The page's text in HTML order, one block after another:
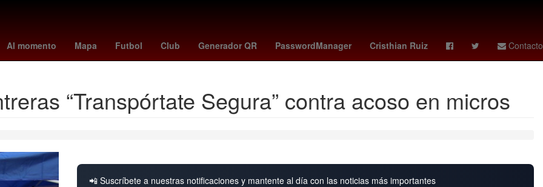
Al momento Mapa Futbol Club Generador QR PasswordManager Cristhian Ruiz Contacto
sounders mujeres bienestar estado 51 Sergio Canales washington open tabla general liga mx 2026 tarik skubal
“Transpórtate Segura” contra acoso en micros
📲 Suscríbete a nuestras notificaciones y mantente al día con las noticias más importantes